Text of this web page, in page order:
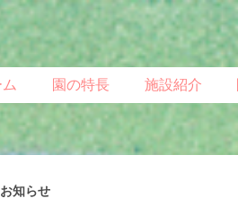
園の特長 施設紹介
お知らせ